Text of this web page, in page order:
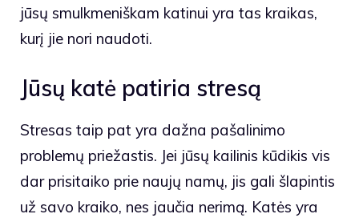
jūsų smulkmeniškam katinui yra tas kraikas,
kurį jie nori naudoti.
Jūsų katė patiria stresą
Stresas taip pat yra dažna pašalinimo
problemų priežastis. Jei jūsų kailinis kūdikis vis
dar prisitaiko prie naujų namų, jis gali šlapintis
už savo kraiko, nes jaučia nerimą. Katės yra